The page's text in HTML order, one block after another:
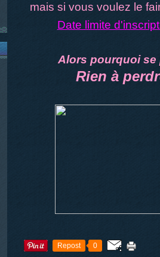
mais si vous voulez le
Date limite
Alors pourquoi se
Rien à
Repost 0